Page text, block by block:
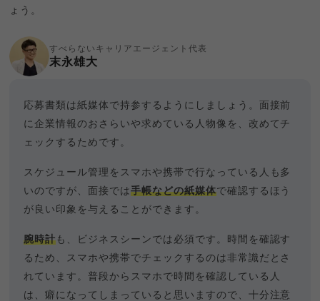
ょう。
すべらないキャリアエージェント代表
末永雄大
応募書類は紙媒体で持参するようにしましょう。面接前
に企業情報のおさらいや求めている人物像を、改めてチ
ェックするためです。
スケジュール管理をスマホや携帯で行なっている人も多
いのですが、面接では手帳などの紙媒体で確認するほう
が良い印象を与えることができます。
腕時計 も、ビジネスシーンでは必須です。時間を確認す
るため、スマホや携帯でチェックするのは非常識だとさ
れています。普段からスマホで時間を確認している人
は、癖になってしまっていると思いますので、十分注意